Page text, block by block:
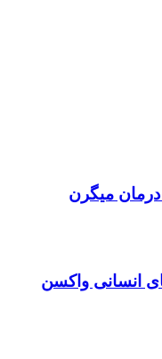
انسانی واکسن